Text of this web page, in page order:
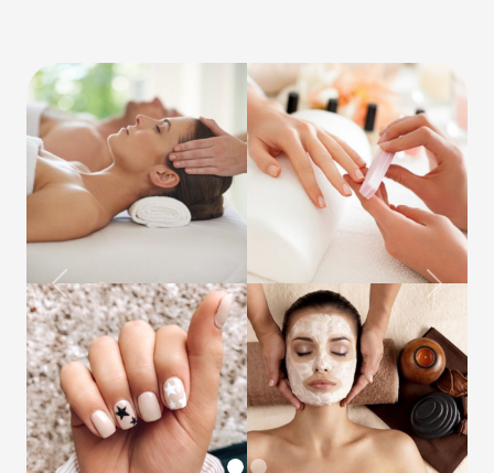
Previous Next